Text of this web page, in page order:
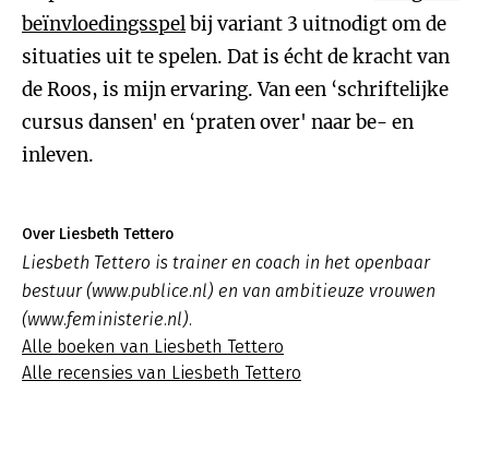
beïnvloedingsspelbij variant 3 uitnodigt om de
situaties uit te spelen. Dat is écht de kracht van
de Roos, is mijn ervaring. Van een ‘schriftelijke
cursus dansen' en ‘praten over' naar be- en
inleven.
Over Liesbeth Tettero
Liesbeth Tettero is trainer en coach in het openbaar
bestuur (www.publice.nl) en van ambitieuze vrouwen
(www.feministerie.nl).
Alle boeken van Liesbeth Tettero
Alle recensies van Liesbeth Tettero